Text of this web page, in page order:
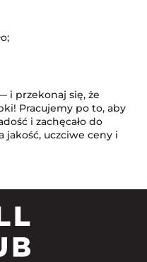
i przekonaj się, że
Pracujemy po to, aby
i zachęcało do
uczciwe ceny i